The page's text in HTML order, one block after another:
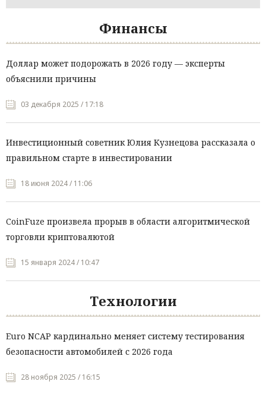
Финансы
Доллар может подорожать в 2026 году — эксперты
объяснили причины
03 декабря 2025 / 17:18
Инвестиционный советник Юлия Кузнецова рассказала о
правильном старте в инвестировании
18 июня 2024 / 11:06
CoinFuze произвела прорыв в области алгоритмической
торговли криптовалютой
15 января 2024 / 10:47
Технологии
Euro NCAP кардинально меняет систему тестирования
безопасности автомобилей с 2026 года
28 ноября 2025 / 16:15